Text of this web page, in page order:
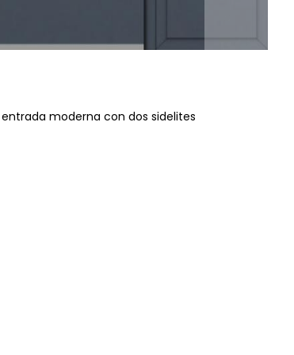
moderna con dos sidelites